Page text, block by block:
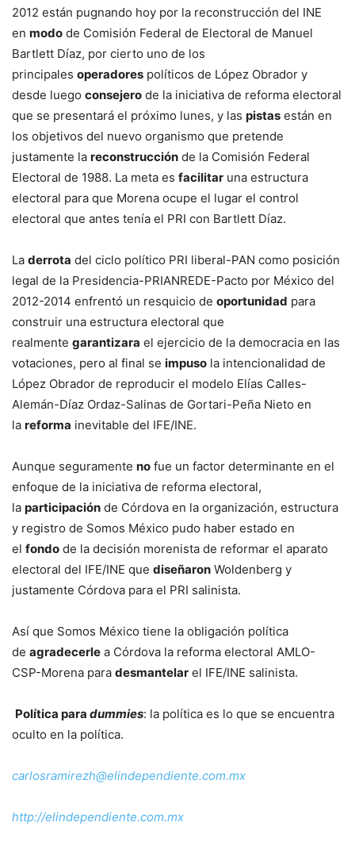
2012 están pugnando hoy por la reconstrucción del INE
en modo de Comisión Federal de Electoral de Manuel
Bartlett Díaz, por cierto uno de los
principales operadores políticos de López Obrador y
desde luego consejero de la iniciativa de reforma electoral
que se presentará el próximo lunes, y las pistas están en
los objetivos del nuevo organismo que pretende
justamente la reconstrucción de la Comisión Federal
Electoral de 1988. La meta es facilitar una estructura
electoral para que Morena ocupe el lugar el control
electoral que antes tenía el PRI con Bartlett Díaz.
La derrota del ciclo político PRI liberal-PAN como posición
legal de la Presidencia-PRIANREDE-Pacto por México del
2012-2014 enfrentó un resquicio de oportunidad para
construir una estructura electoral que
realmente garantizara el ejercicio de la democracia en las
votaciones, pero al final se impuso la intencionalidad de
López Obrador de reproducir el modelo Elías Calles-
Alemán-Díaz Ordaz-Salinas de Gortari-Peña Nieto en
la reforma inevitable del IFE/INE.
Aunque seguramente no fue un factor determinante en el
enfoque de la iniciativa de reforma electoral,
la participación de Córdova en la organización, estructura
y registro de Somos México pudo haber estado en
el fondo de la decisión morenista de reformar el aparato
electoral del IFE/INE que diseñaron Woldenberg y
justamente Córdova para el PRI salinista.
Así que Somos México tiene la obligación política
de agradecerle a Córdova la reforma electoral AMLO-
CSP-Morena para desmantelar el IFE/INE salinista.
Política para dummies: la política es lo que se encuentra
oculto en la política.
carlosramirezh@elindependiente.com.mx
http://elindependiente.com.mx